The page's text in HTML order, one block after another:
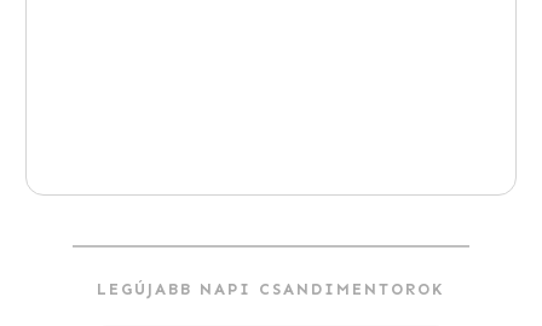
LEGÚJABB NAPI CSANDIMENTOROK